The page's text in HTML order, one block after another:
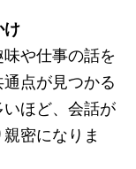
け
や仕事の話を
点が見つかる
ほど、会話が
密になりま